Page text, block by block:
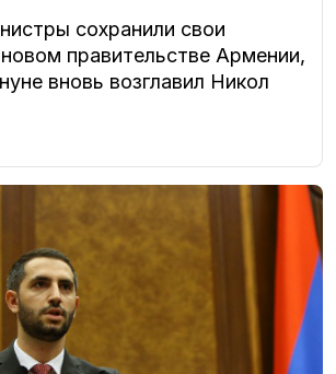
сохранили свои
правительстве Армении,
вновь возглавил Никол